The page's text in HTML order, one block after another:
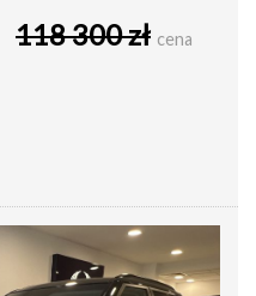
118 300 zł cena